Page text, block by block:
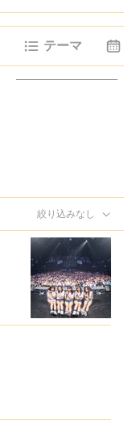
テーマ
絞り込みなし